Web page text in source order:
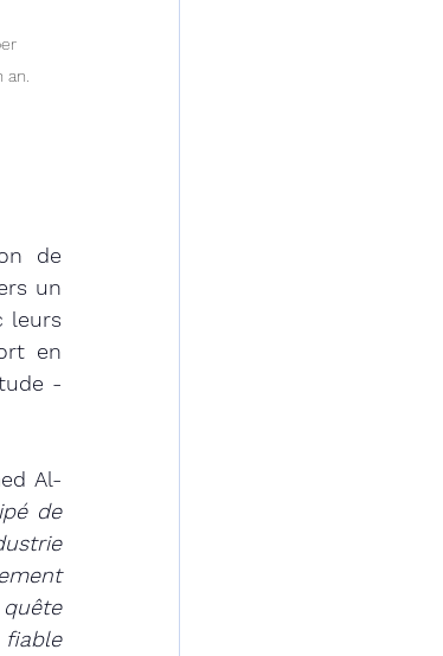
de
un
leurs
en
-
Al-
de